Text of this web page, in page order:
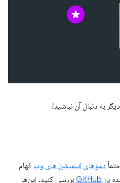
به دنبال آن نباشید!
دموهای انیمیشن های وب الهام
در GitHub بررسی کنید. این‌ها